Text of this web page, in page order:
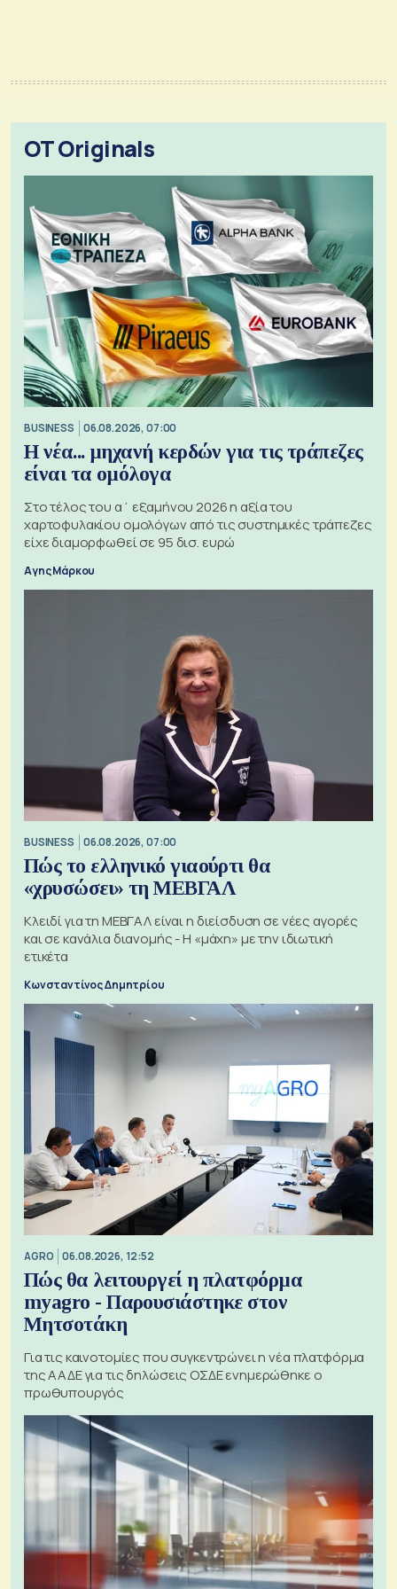
OT Originals
BUSINESS 06.08.2026, 07:00
Η νέα... μηχανή κερδών για τις τράπεζες
είναι τα ομόλογα
Στο τέλος του α΄ εξαμήνου 2026 η αξία του
χαρτοφυλακίου ομολόγων από τις συστημικές τράπεζες
είχε διαμορφωθεί σε 95 δισ. ευρώ
Αγης Μάρκου
BUSINESS 06.08.2026, 07:00
Πώς το ελληνικό γιαούρτι θα
«χρυσώσει» τη ΜΕΒΓΑΛ
Κλειδί για τη ΜΕΒΓΑΛ είναι η διείσδυση σε νέες αγορές
και σε κανάλια διανομής - Η «μάχη» με την ιδιωτική
ετικέτα
Κωνσταντίνος Δημητρίου
AGRO 06.08.2026, 12:52
Πώς θα λειτουργεί η πλατφόρμα
myagro - Παρουσιάστηκε στον
Μητσοτάκη
Για τις καινοτομίες που συγκεντρώνει η νέα πλατφόρμα
της ΑΑΔΕ για τις δηλώσεις ΟΣΔΕ ενημερώθηκε ο
πρωθυπουργός